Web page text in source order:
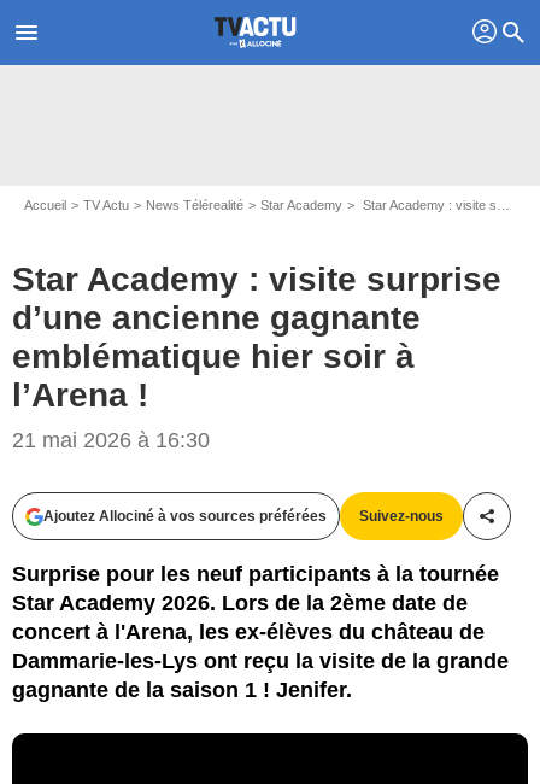
menu profil search
Accueil TV Actu News Télérealité Star Academy Star Academy : visite surprise d’une ancienne gagnante emblématique hier soir à l’Arena !
Star Academy : visite surprise
d’une ancienne gagnante
emblématique hier soir à
l’Arena !
21 mai 2026 à 16:30
Ajoutez Allociné à vos sources préférées Suivez-nous
Surprise pour les neuf participants à la tournée
Star Academy 2026. Lors de la 2ème date de
concert à l'Arena, les ex-élèves du château de
Dammarie-les-Lys ont reçu la visite de la grande
gagnante de la saison 1 ! Jenifer.